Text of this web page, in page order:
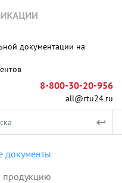
документации на
8-800-30-20-956
all@rtu24.ru
документы
продукцию